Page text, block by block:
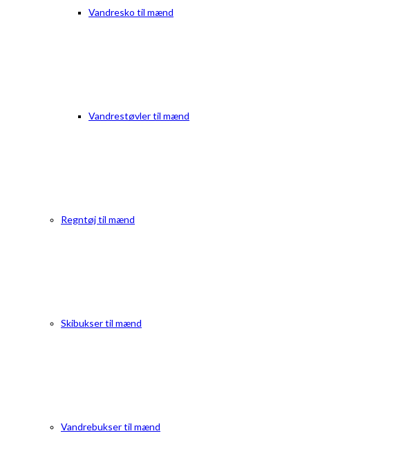
Vandresko til mænd
Vandrestøvler til mænd
Regntøj til mænd
Skibukser til mænd
Vandrebukser til mænd